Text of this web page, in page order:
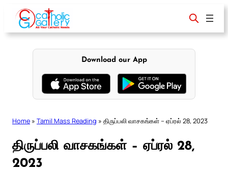
content
Download our App
Home » Tamil Mass Reading » திருப்பலி வாசகங்கள் – ஏப்ரல் 28, 2023
திருப்பலி வாசகங்கள் – ஏப்ரல் 28,
2023